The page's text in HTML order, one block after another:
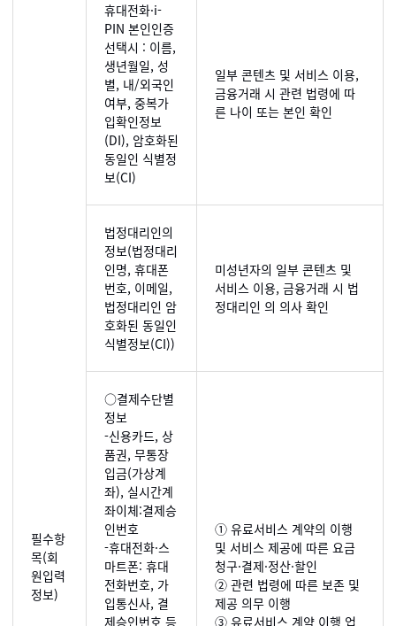
필수항
목(회
원입력
정보)
휴대전화·i-
PIN 본인인증
선택시 : 이름,
생년월일, 성
별, 내/외국인
여부, 중복가
입확인정보
(DI), 암호화된
동일인 식별정
보(CI)
일부 콘텐츠 및 서비스 이용,
금융거래 시 관련 법령에 따
른 나이 또는 본인 확인
법정대리인의
정보(법정대리
인명, 휴대폰
번호, 이메일,
법정대리인 암
호화된 동일인
식별정보(CI))
미성년자의 일부 콘텐츠 및
서비스 이용, 금융거래 시 법
정대리인 의 의사 확인
○결제수단별
정보
-신용카드, 상
품권, 무통장
입금(가상계
좌), 실시간계
좌이체:결제승
인번호
-휴대전화·스
마트폰: 휴대
전화번호, 가
입통신사, 결
제승인번호 등
① 유료서비스 계약의 이행
및 서비스 제공에 따른 요금
청구·결제·정산·할인
② 관련 법령에 따른 보존 및
제공 의무 이행
③ 유료서비스 계약 이행 업